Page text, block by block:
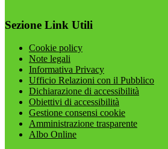
Sezione Link Utili
Cookie policy
Note legali
Informativa Privacy
Ufficio Relazioni con il Pubblico
Dichiarazione di accessibilità
Obiettivi di accessibilità
Gestione consensi cookie
Amministrazione trasparente
Albo Online